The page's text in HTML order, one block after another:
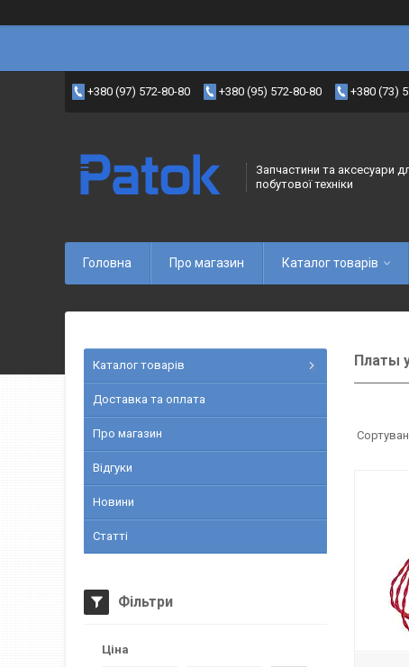
+380 (97) 572-80-80 +380 (95) 572-80-80 +380 (73)
Запчастини та аксесуари
побутової техніки
Головна Про магазин Каталог товарів
Платы
Каталог товарів
Доставка та оплата
Про магазин
Відгуки
Новини
Статті
Фільтри
Ціна